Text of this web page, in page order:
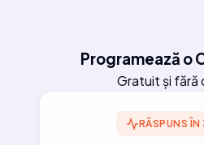
Programează o
Gratuit și fără
RĂSPUNS